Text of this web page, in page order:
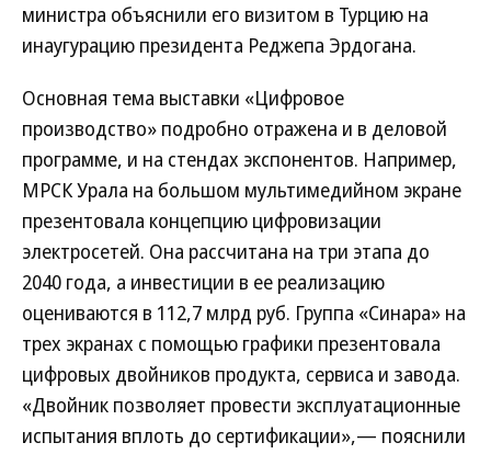
министра объяснили его визитом в Турцию на
инаугурацию президента Реджепа Эрдогана.
Основная тема выставки «Цифровое
производство» подробно отражена и в деловой
программе, и на стендах экспонентов. Например,
МРСК Урала на большом мультимедийном экране
презентовала концепцию цифровизации
электросетей. Она рассчитана на три этапа до
2040 года, а инвестиции в ее реализацию
оцениваются в 112,7 млрд руб. Группа «Синара» на
трех экранах с помощью графики презентовала
цифровых двойников продукта, сервиса и завода.
«Двойник позволяет провести эксплуатационные
испытания вплоть до сертификации»,— пояснили